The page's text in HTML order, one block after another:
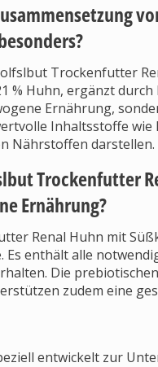
Trockenfutter
% Huhn, ergänzt
Ernährung,
Inhaltsstoffe wie
Nährstoffen darstellen.
Trockenfutter
Ernährung?
Renal Huhn mit
Es enthält alle
Die
zudem eine
entwickelt zur